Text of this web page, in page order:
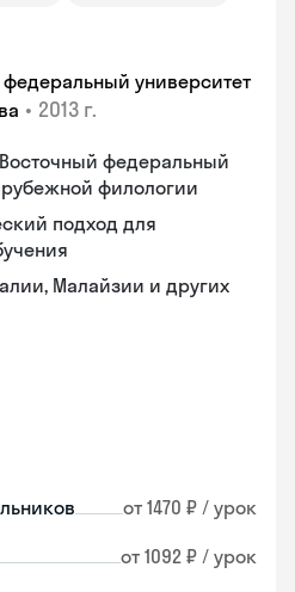
университет
• 2013 г.
федеральный
филологии
подход для
Малайзии и других
от 1470 ₽ / урок
от 1092 ₽ / урок